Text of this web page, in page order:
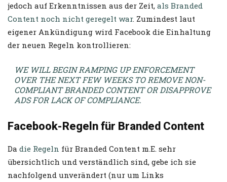
jedoch auf Erkenntnissen aus der Zeit, als Branded
Content noch nicht geregelt war. Zumindest laut
eigener Ankündigung wird Facebook die Einhaltung
der neuen Regeln kontrollieren:
WE WILL BEGIN RAMPING UP ENFORCEMENT
OVER THE NEXT FEW WEEKS TO REMOVE NON-
COMPLIANT BRANDED CONTENT OR DISAPPROVE
ADS FOR LACK OF COMPLIANCE.
Facebook-Regeln für Branded Content
Da die Regeln für Branded Content m.E. sehr
übersichtlich und verständlich sind, gebe ich sie
nachfolgend unverändert (nur um Links